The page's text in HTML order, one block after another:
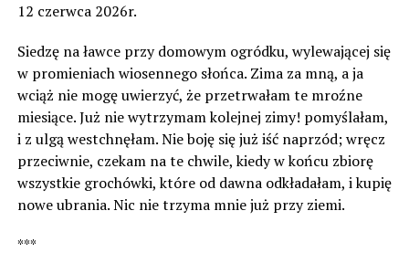
12 czerwca 2026r.
Siedzę na ławce przy domowym ogródku, wylewającej się
w promieniach wiosennego słońca. Zima za mną, a ja
wciąż nie mogę uwierzyć, że przetrwałam te mroźne
miesiące. Już nie wytrzymam kolejnej zimy! pomyślałam,
i z ulgą westchnęłam. Nie boję się już iść naprzód; wręcz
przeciwnie, czekam na te chwile, kiedy w końcu zbiorę
wszystkie grochówki, które od dawna odkładałam, i kupię
nowe ubrania. Nic nie trzyma mnie już przy ziemi.
***